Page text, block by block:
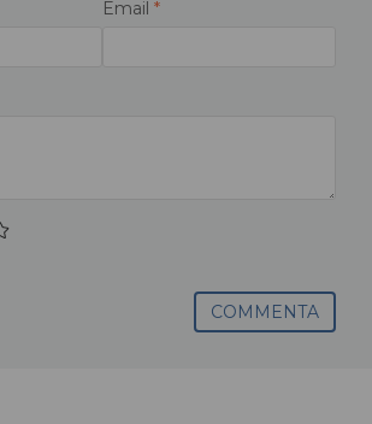
Email *
COMMENTA